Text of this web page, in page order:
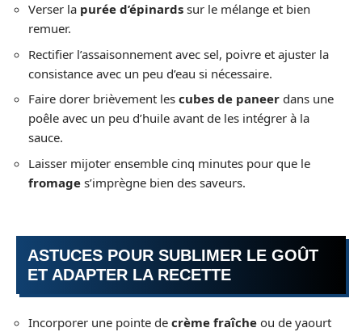
Verser la purée d’épinards sur le mélange et bien
remuer.
Rectifier l’assaisonnement avec sel, poivre et ajuster la
consistance avec un peu d’eau si nécessaire.
Faire dorer brièvement les cubes de paneer dans une
poêle avec un peu d’huile avant de les intégrer à la
sauce.
Laisser mijoter ensemble cinq minutes pour que le
fromage s’imprègne bien des saveurs.
ASTUCES POUR SUBLIMER LE GOÛT
ET ADAPTER LA RECETTE
Incorporer une pointe de crème fraîche ou de yaourt